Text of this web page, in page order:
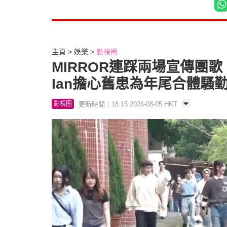
主頁 娛樂 影視圈
MIRROR連踩兩場宣傳團
Ian擔心舊患為年尾合體騷
影視圈 更新時間：18:15 2026-08-05 HKT